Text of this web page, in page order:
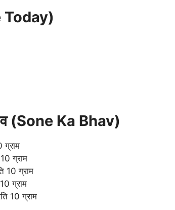
Today)
(Sone Ka Bhav)
ग्राम
ग्राम
ग्राम
10 ग्राम